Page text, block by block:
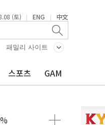
(토) | ENG | 中文
패밀리 사이트
스포츠 GAM
간 없어